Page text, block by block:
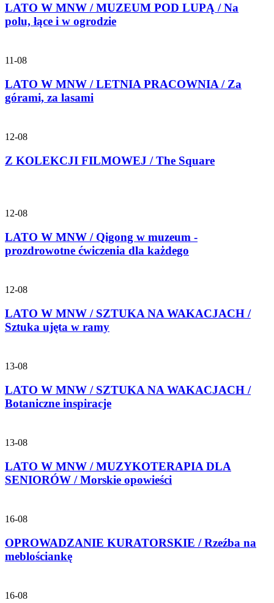
LATO W MNW / MUZEUM POD LUPĄ / Na
polu, łące i w ogrodzie
11-08
LATO W MNW / LETNIA PRACOWNIA / Za
górami, za lasami
12-08
Z KOLEKCJI FILMOWEJ / The Square
12-08
LATO W MNW / Qigong w muzeum -
prozdrowotne ćwiczenia dla każdego
12-08
LATO W MNW / SZTUKA NA WAKACJACH /
Sztuka ujęta w ramy
13-08
LATO W MNW / SZTUKA NA WAKACJACH /
Botaniczne inspiracje
13-08
LATO W MNW / MUZYKOTERAPIA DLA
SENIORÓW / Morskie opowieści
16-08
OPROWADZANIE KURATORSKIE / Rzeźba na
meblościankę
16-08